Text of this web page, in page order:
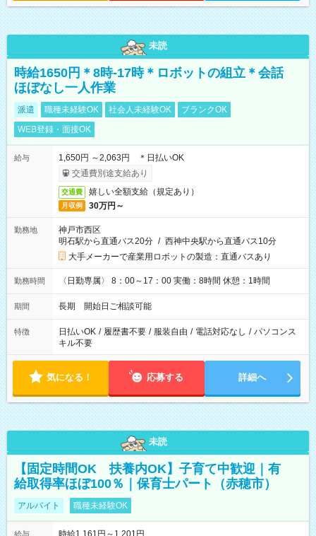
未読
時給1650円＊8時-17時＊ロボットの組立＊会話
ほぼなし一人作業
派遣 職種未経験OK 社会人未経験OK
ブランクOK
WEB登録・面接OK
給与
1,650円 ～2,063円 ＊日払いOK
交通費別途支給あり
交通費 嬉しい全額支給（規定あり）
月収例 30万円～
勤務地
神戸市西区
明石駅から直通バス20分 / 西神中央駅から直通バス10分
大手メーカーで産業用ロボットの製造：直通バスあり
勤務時間 〈日勤専属〉 8：00～17：00 実働：8時間 休憩：1時間
期間 長期 開始日ご相談可能
特徴 日払いOK / 履歴書不要 / 服装自由 / 電話対応なし / パソコンス
キル不要
気になる！ 応募する 詳細へ
未読
【固定時間OK 扶養内OK】子育て中歓迎｜有
給取得率ほぼ100％｜保育士パート（赤穂市）
アルバイト 職種未経験OK
給与 時給1,161円～1,201円